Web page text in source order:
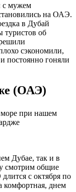
мужем
на ОАЭ.
в Дубай
туристов об
сэкономили,
постоянно гоняли
(ОАЭ)
Дубае, так и в
смотрим общие
с октября по
комфортная, днем